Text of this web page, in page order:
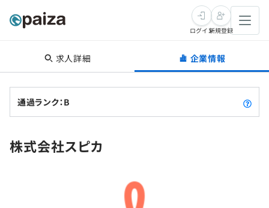
転職・キャリア
転職成功ガイド
インタビュー
新卒就活
求人検索
学習
ログイン新規登録
求人詳細 企業情報
通過ランク：B
株式会社スピカ